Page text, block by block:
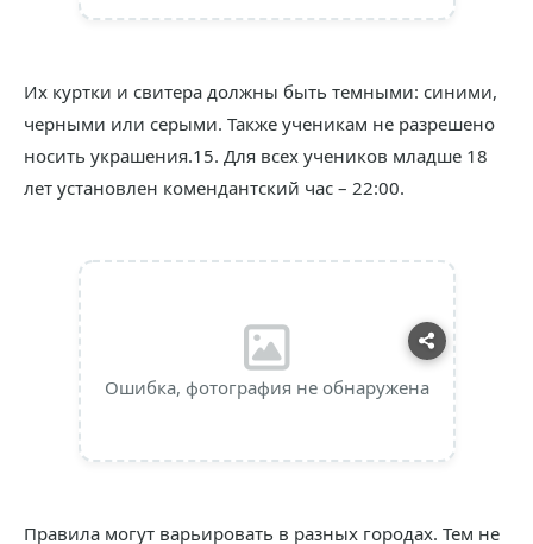
Их куртки и свитера должны быть темными: синими,
черными или серыми. Также ученикам не разрешено
носить украшения.15. Для всех учеников младше 18
лет установлен комендантский час – 22:00.
Ошибка, фотография не обнаружена
Правила могут варьировать в разных городах. Тем не